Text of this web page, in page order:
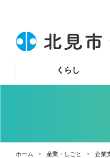
くらし
ホーム 産業・しごと 企業